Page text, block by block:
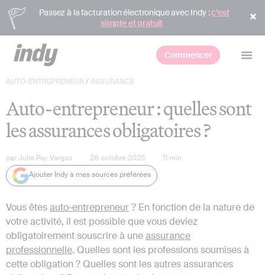
Passez à la facturation électronique avec Indy :c’est
simple et gratuit
Commencer
AUTO-ENTREPRENEUR / ASSURANCE
Auto-entrepreneur : quelles sont
les assurances obligatoires ?
parJulie Pay Vargas 28 octobre 2025 11 min
Ajouter Indy à mes sources préférées
Vous êtesauto-entrepreneur? En fonction de la nature de
votre activité, il est possible que vous deviez
obligatoirement souscrire à uneassurance
professionnelle. Quelles sont les professions soumises à
cette obligation ? Quelles sont les autres assurances